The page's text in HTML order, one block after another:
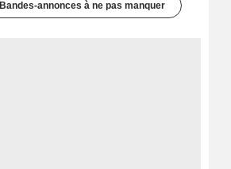
Bandes-annonces à ne pas manquer